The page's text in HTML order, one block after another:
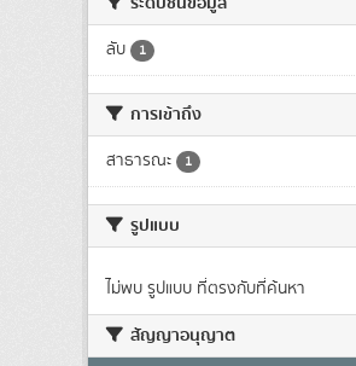
ลับ 1
การเข้าถึง
สาธารณะ 1
รูปแบบ
ไม่พบ รูปแบบ ที่ตรงกับที่ค้นหา
สัญญาอนุญาต